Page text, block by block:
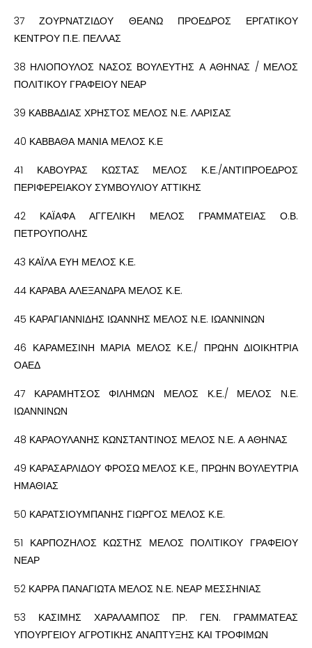
37 ΖΟΥΡΝΑΤΖΙΔΟΥ ΘΕΑΝΩ ΠΡΟΕΔΡΟΣ ΕΡΓΑΤΙΚΟΥ
ΚΕΝΤΡΟΥ Π.Ε. ΠΕΛΛΑΣ
38 ΗΛΙΟΠΟΥΛΟΣ ΝΑΣΟΣ ΒΟΥΛΕΥΤΗΣ Α ΑΘΗΝΑΣ / ΜΕΛΟΣ
ΠΟΛΙΤΙΚΟΥ ΓΡΑΦΕΙΟΥ ΝΕΑΡ
39 ΚΑΒΒΑΔΙΑΣ ΧΡΗΣΤΟΣ ΜΕΛΟΣ Ν.Ε. ΛΑΡΙΣΑΣ
40 ΚΑΒΒΑΘΑ ΜΑΝΙΑ ΜΕΛΟΣ Κ.Ε
41 ΚΑΒΟΥΡΑΣ ΚΩΣΤΑΣ ΜΕΛΟΣ Κ.Ε./ΑΝΤΙΠΡΟΕΔΡΟΣ
ΠΕΡΙΦΕΡΕΙΑΚΟΥ ΣΥΜΒΟΥΛΙΟΥ ΑΤΤΙΚΗΣ
42 ΚΑΪΑΦΑ ΑΓΓΕΛΙΚΗ ΜΕΛΟΣ ΓΡΑΜΜΑΤΕΙΑΣ Ο.Β.
ΠΕΤΡΟΥΠΟΛΗΣ
43 ΚΑΪΛΑ ΕΥΗ ΜΕΛΟΣ Κ.Ε.
44 ΚΑΡΑΒΑ ΑΛΕΞΑΝΔΡΑ ΜΕΛΟΣ Κ.Ε.
45 ΚΑΡΑΓΙΑΝΝΙΔΗΣ ΙΩΑΝΝΗΣ ΜΕΛΟΣ Ν.Ε. ΙΩΑΝΝΙΝΩΝ
46 ΚΑΡΑΜΕΣΙΝΗ ΜΑΡΙΑ ΜΕΛΟΣ Κ.Ε./ ΠΡΩΗΝ ΔΙΟΙΚΗΤΡΙΑ
ΟΑΕΔ
47 ΚΑΡΑΜΗΤΣΟΣ ΦΙΛΗΜΩΝ ΜΕΛΟΣ Κ.Ε./ ΜΕΛΟΣ Ν.Ε.
ΙΩΑΝΝΙΝΩΝ
48 ΚΑΡΑΟΥΛΑΝΗΣ ΚΩΝΣΤΑΝΤΙΝΟΣ ΜΕΛΟΣ Ν.Ε. Α ΑΘΗΝΑΣ
49 ΚΑΡΑΣΑΡΛΙΔΟΥ ΦΡΟΣΩ ΜΕΛΟΣ Κ.Ε., ΠΡΩΗΝ ΒΟΥΛΕΥΤΡΙΑ
ΗΜΑΘΙΑΣ
50 ΚΑΡΑΤΣΙΟΥΜΠΑΝΗΣ ΓΙΩΡΓΟΣ ΜΕΛΟΣ Κ.Ε.
51 ΚΑΡΠΟΖΗΛΟΣ ΚΩΣΤΗΣ ΜΕΛΟΣ ΠΟΛΙΤΙΚΟΥ ΓΡΑΦΕΙΟΥ
ΝΕΑΡ
52 ΚΑΡΡΑ ΠΑΝΑΓΙΩΤΑ ΜΕΛΟΣ Ν.Ε. ΝΕΑΡ ΜΕΣΣΗΝΙΑΣ
53 ΚΑΣΙΜΗΣ ΧΑΡΑΛΑΜΠΟΣ ΠΡ. ΓΕΝ. ΓΡΑΜΜΑΤΕΑΣ
ΥΠΟΥΡΓΕΙΟΥ ΑΓΡΟΤΙΚΗΣ ΑΝΑΠΤΥΞΗΣ ΚΑΙ ΤΡΟΦΙΜΩΝ